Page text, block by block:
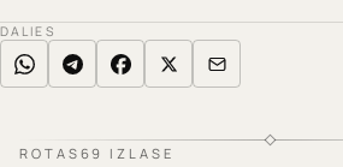
DALIES
ROTAS69 IZLASE